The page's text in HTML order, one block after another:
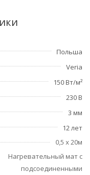
Польша
Veria
150 Вт/м²
230 В
3 мм
12 лет
0,5 x 20м
Нагревательный мат с
подсоединенными